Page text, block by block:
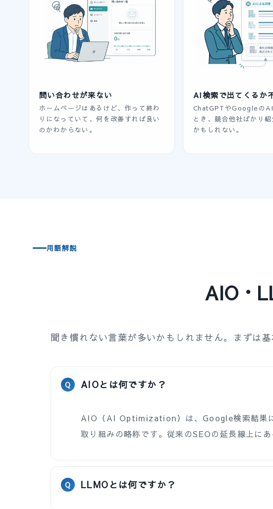
問い合わせが来ない
ホームページはあるけど、作って終わ
りになっていて、何を改善すれば良い
のかわからない。
AI検索で出てくるか
ChatGPTやGoogleの
とき、競合他社ばかり紹
かもしれない。
用語解説
AIO・
聞き慣れない言葉が多いかもしれません。まずは
AIOとは何ですか？
AIO（AI Optimization）は、Google検索結果
取り組みの略称です。従来のSEOの延長線上に
LLMOとは何ですか？